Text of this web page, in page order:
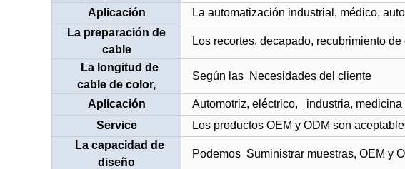
Aplicación La automatización industrial, médico,
La preparación de
cable
Los recortes, decapado, recubrimiento
La longitud de
cable de color,
Según las Necesidades del cliente
Aplicación Automotriz, eléctrico, industria, medicina
Service
Los productos OEM y ODM son
La capacidad de
diseño
Podemos Suministrar muestras, OEM y